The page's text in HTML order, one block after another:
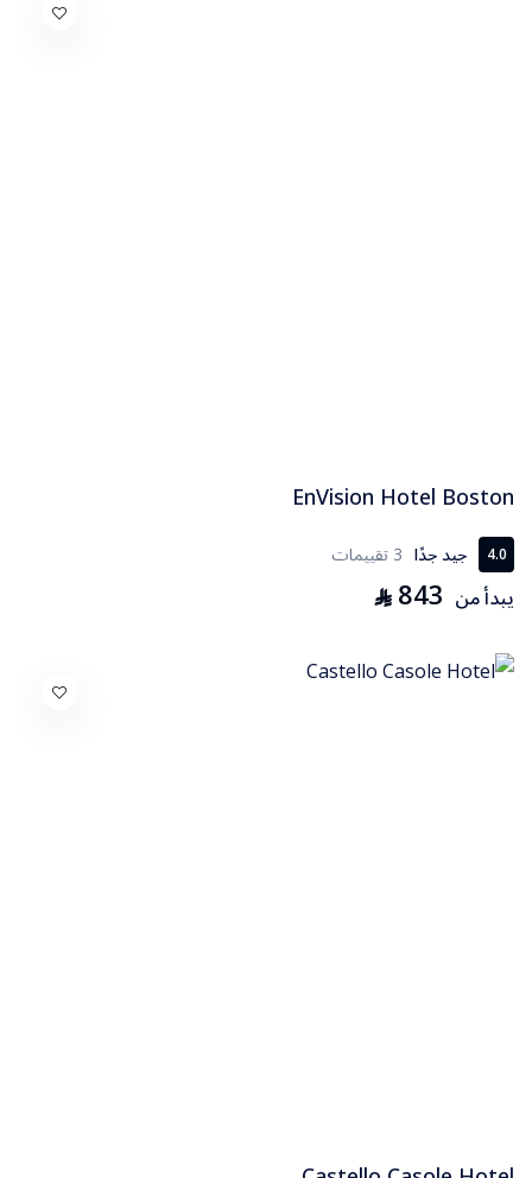
EnVision Hotel Boston
4.0 جيد جدًا 3 تقييمات
يبدأ من 843
⃁